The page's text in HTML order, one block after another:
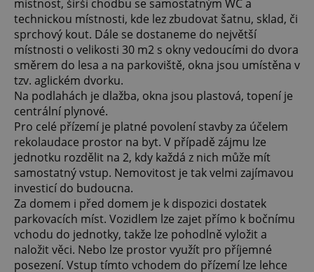
místnost, širší chodbu se samostatným WC a
technickou místnosti, kde lez zbudovat šatnu, sklad, či
sprchový kout. Dále se dostaneme do největší
místnosti o velikosti 30 m2 s okny vedoucími do dvora
směrem do lesa a na parkoviště, okna jsou umístěna v
tzv. aglickém dvorku.
Na podlahách je dlažba, okna jsou plastová, topení je
centrální plynové.
Pro celé přízemí je platné povolení stavby za účelem
rekolaudace prostor na byt. V případě zájmu lze
jednotku rozdělit na 2, kdy každá z nich může mít
samostatný vstup. Nemovitost je tak velmi zajímavou
investicí do budoucna.
Za domem i před domem je k dispozici dostatek
parkovacích míst. Vozidlem lze zajet přímo k bočnímu
vchodu do jednotky, takže lze pohodlně vyložit a
naložit věci. Nebo lze prostor využít pro příjemné
posezení. Vstup tímto vchodem do přízemí lze lehce